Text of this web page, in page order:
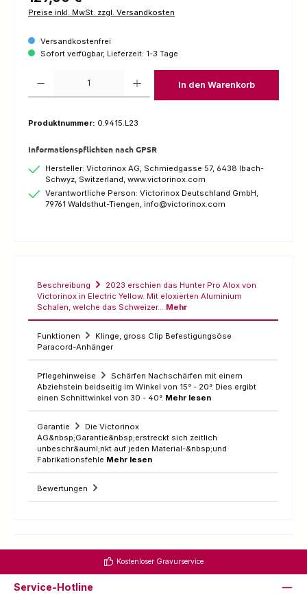
Preise inkl. MwSt. zzgl. Versandkosten
Versandkostenfrei
Sofort verfügbar, Lieferzeit: 1-3 Tage
In den Warenkorb
Produktnummer: 0.9415.L23
Informationspflichten nach GPSR
Hersteller: Victorinox AG, Schmiedgasse 57, 6438 Ibach-
Schwyz, Switzerland, www.victorinox.com
Verantwortliche Person: Victorinox Deutschland GmbH,
79761 Waldsthut-Tiengen, info@victorinox.com
Beschreibung
2023 erschien das Hunter Pro Alox von
Victorinox in Electric Yellow. Mit eloxierten Aluminium
Schalen, welche das Schweizer… Mehr
Funktionen
Klinge, gross Clip Befestigungsöse
Paracord-Anhänger
Pflegehinweise
Schärfen Nachschärfen mit einem
Abziehstein beidseitig im Winkel von 15° - 20°. Dies ergibt
einen Schnittwinkel von 30 - 40°. Mehr lesen
Garantie
Die Victorinox
AG&nbsp;Garantie&nbsp;erstreckt sich zeitlich
unbeschr&auml;nkt auf jeden Material-&nbsp;und
Fabrikationsfehle Mehr lesen
Bewertungen
Kostenloser Gravurservice
Service-Hotline